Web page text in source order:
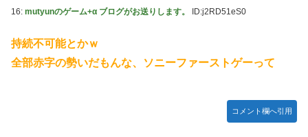
16: mutyunのゲーム+α ブログがお送りします。 ID:j2RD51eS0
持続不可能とかｗ
全部赤字の勢いだもんな、ソニーファーストゲーって
コメント欄へ引用